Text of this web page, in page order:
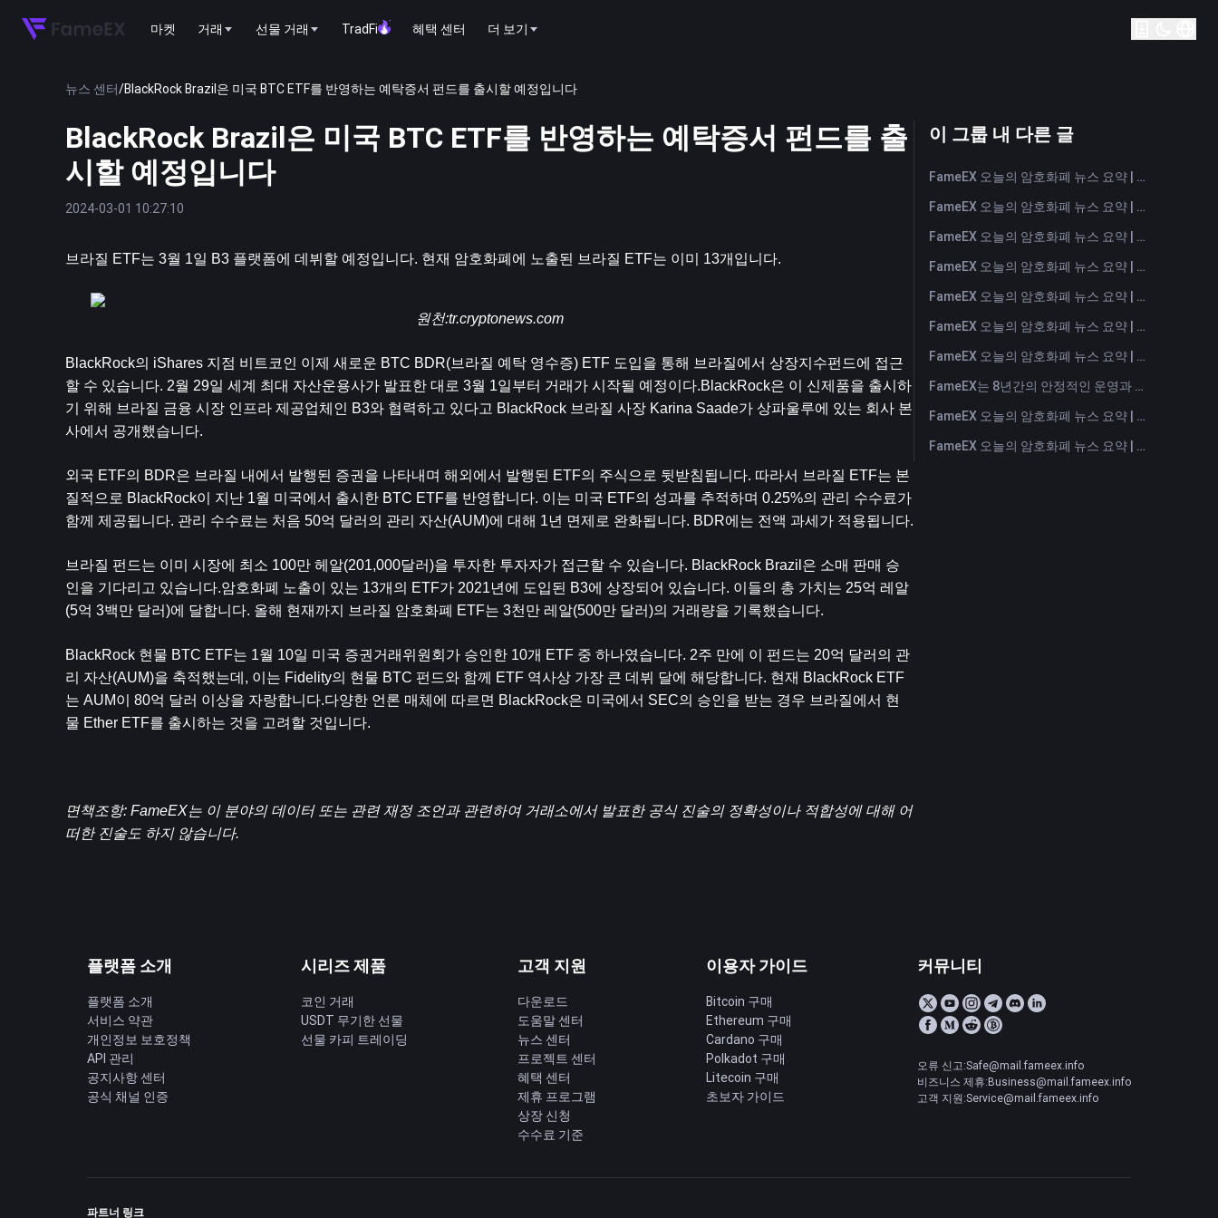
마켓 거래 선물 거래 TradFi 혜택 센터 더 보기
뉴스 센터/BlackRock Brazil은 미국 BTC ETF를 반영하는 예탁증서 펀드를 출시할 예정입니다
BlackRock Brazil은 미국 BTC ETF를 반영하는 예탁증서 펀드를 출
시할 예정입니다
2024-03-01 10:27:10
브라질 ETF는 3월 1일 B3 플랫폼에 데뷔할 예정입니다. 현재 암호화폐에 노출된 브라질 ETF는 이미 13개입니다.
원천:tr.cryptonews.com
BlackRock의 iShares 지점 비트코인 이제 새로운 BTC BDR(브라질 예탁 영수증) ETF 도입을 통해 브라질에서 상장지수펀드에 접근
할 수 있습니다. 2월 29일 세계 최대 자산운용사가 발표한 대로 3월 1일부터 거래가 시작될 예정이다.BlackRock은 이 신제품을 출시하
기 위해 브라질 금융 시장 인프라 제공업체인 B3와 협력하고 있다고 BlackRock 브라질 사장 Karina Saade가 상파울루에 있는 회사 본
사에서 공개했습니다.
외국 ETF의 BDR은 브라질 내에서 발행된 증권을 나타내며 해외에서 발행된 ETF의 주식으로 뒷받침됩니다. 따라서 브라질 ETF는 본
질적으로 BlackRock이 지난 1월 미국에서 출시한 BTC ETF를 반영합니다. 이는 미국 ETF의 성과를 추적하며 0.25%의 관리 수수료가
함께 제공됩니다. 관리 수수료는 처음 50억 달러의 관리 자산(AUM)에 대해 1년 면제로 완화됩니다. BDR에는 전액 과세가 적용됩니다.
브라질 펀드는 이미 시장에 최소 100만 헤알(201,000달러)을 투자한 투자자가 접근할 수 있습니다. BlackRock Brazil은 소매 판매 승
인을 기다리고 있습니다.암호화폐 노출이 있는 13개의 ETF가 2021년에 도입된 B3에 상장되어 있습니다. 이들의 총 가치는 25억 레알
(5억 3백만 달러)에 달합니다. 올해 현재까지 브라질 암호화폐 ETF는 3천만 레알(500만 달러)의 거래량을 기록했습니다.
BlackRock 현물 BTC ETF는 1월 10일 미국 증권거래위원회가 승인한 10개 ETF 중 하나였습니다. 2주 만에 이 펀드는 20억 달러의 관
리 자산(AUM)을 축적했는데, 이는 Fidelity의 현물 BTC 펀드와 함께 ETF 역사상 가장 큰 데뷔 달에 해당합니다. 현재 BlackRock ETF
는 AUM이 80억 달러 이상을 자랑합니다.다양한 언론 매체에 따르면 BlackRock은 미국에서 SEC의 승인을 받는 경우 브라질에서 현
물 Ether ETF를 출시하는 것을 고려할 것입니다.
면책조항: FameEX는 이 분야의 데이터 또는 관련 재정 조언과 관련하여 거래소에서 발표한 공식 진술의 정확성이나 적합성에 대해 어
떠한 진술도 하지 않습니다.
이 그룹 내 다른 글
FameEX 오늘의 암호화폐 뉴스 요약 | 2026년 8월 6일
FameEX 오늘의 암호화폐 뉴스 요약 | 2026년 8월 5일
FameEX 오늘의 암호화폐 뉴스 요약 | 2026년 8월 4일
FameEX 오늘의 암호화폐 뉴스 요약 | 2026년 8월 3일
FameEX 오늘의 암호화폐 뉴스 요약 | 2026년 7월 31일
FameEX 오늘의 암호화폐 뉴스 요약 | 2026년 7월 30일
FameEX 오늘의 암호화폐 뉴스 요약 | 2026년 7월 29일
FameEX는 8년간의 안정적인 운영과 글로벌 성장을 통해 사용자 신뢰를 더욱 강화했습니다
FameEX 오늘의 암호화폐 뉴스 요약 | 2026년 7월 28일
FameEX 오늘의 암호화폐 뉴스 요약 | 2026년 7월 27일
플랫폼 소개
플랫폼 소개
서비스 약관
개인정보 보호정책
API 관리
공지사항 센터
공식 채널 인증
시리즈 제품
코인 거래
USDT 무기한 선물
선물 카피 트레이딩
고객 지원
다운로드
도움말 센터
뉴스 센터
프로젝트 센터
혜택 센터
제휴 프로그램
상장 신청
수수료 기준
이용자 가이드
Bitcoin 구매
Ethereum 구매
Cardano 구매
Polkadot 구매
Litecoin 구매
초보자 가이드
커뮤니티
오류 신고:Safe@mail.fameex.info
비즈니스 제휴:Business@mail.fameex.info
고객 지원:Service@mail.fameex.info
파트너 링크